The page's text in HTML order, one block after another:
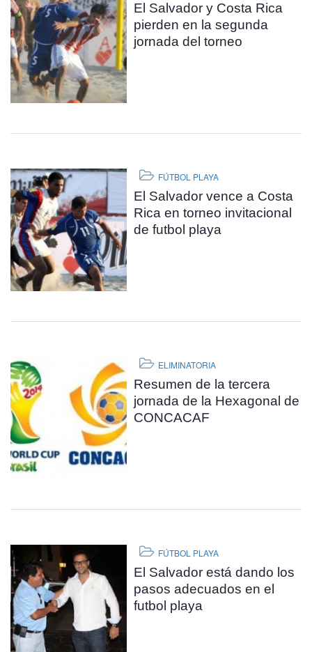
El Salvador y Costa Rica
pierden en la segunda
jornada del torneo
FÚTBOL PLAYA
El Salvador vence a Costa
Rica en torneo invitacional
de futbol playa
ELIMINATORIA
Resumen de la tercera
jornada de la Hexagonal de
CONCACAF
FÚTBOL PLAYA
El Salvador está dando los
pasos adecuados en el
futbol playa